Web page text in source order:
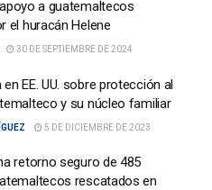
a guatemaltecos
el huracán Helene
30 DE SEPTIEMBRE DE 2024
EE. UU. sobre protección al
y su núcleo familiar
5 DE DICIEMBRE DE 2023
retorno seguro de 485
rescatados en